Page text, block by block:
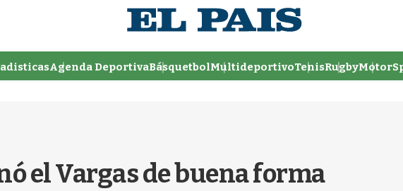
Agenda DeportivaBásquetbolMultideportivoTenisRugby
el Vargas de buena forma